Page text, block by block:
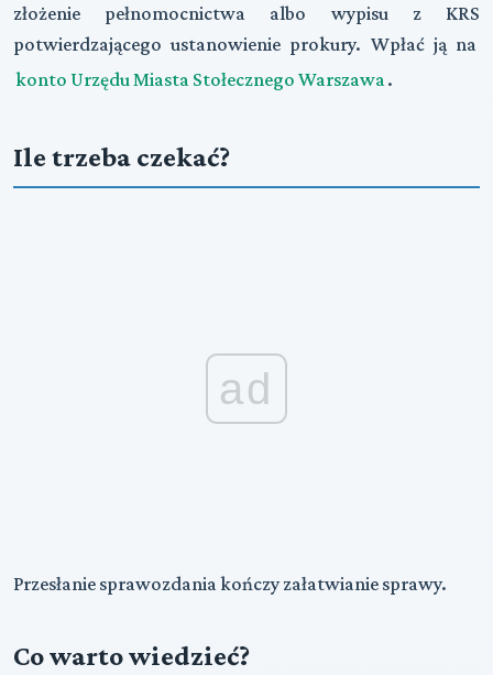
złożenie pełnomocnictwa albo wypisu z KRS
potwierdzającego ustanowienie prokury. Wpłać ją na
konto Urzędu Miasta Stołecznego Warszawa .
Ile trzeba czekać?
ad
Przesłanie sprawozdania kończy załatwianie sprawy.
Co warto wiedzieć?